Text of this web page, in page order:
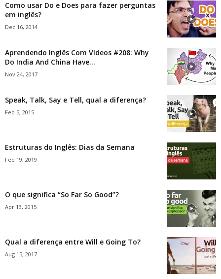
Como usar Do e Does para fazer perguntas
em inglês?
Dec 16, 2014
Aprendendo Inglês Com Vídeos #208: Why
Do India And China Have...
Nov 24, 2017
Speak, Talk, Say e Tell, qual a diferença?
Feb 5, 2015
Estruturas do Inglês: Dias da Semana
Feb 19, 2019
O que significa “So Far So Good”?
Apr 13, 2015
Qual a diferença entre Will e Going To?
Aug 15, 2017